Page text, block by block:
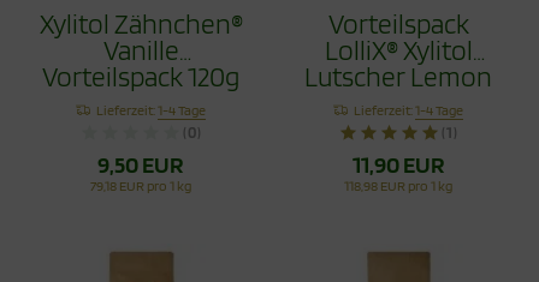
Xylitol Zähnchen®
Vanille
Vorteilspack 120g
- Zahnpflege
Bonbons
Lieferzeit:1-4 Tage
(0)
9,50 EUR
79,18 EUR pro 1 kg
Vorteilspack
LolliX® Xylitol
Lutscher Lemon
Zitrone 100g
Lieferzeit:1-4 Tage
(1)
11,90 EUR
118,98 EUR pro 1 kg